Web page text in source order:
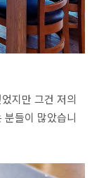
지만 그건 저의
들이 많았습니